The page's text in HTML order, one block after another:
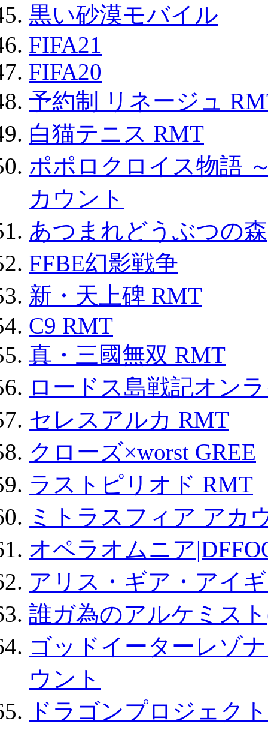
黒い砂漠モバイル
FIFA21
FIFA20
予約制 リネージュ
白猫テニス RMT
ポポロクロイス物語
カウント
あつまれどうぶつの森
FFBE幻影戦争
新・天上碑 RMT
C9 RMT
真・三國無双 RMT
ロードス島戦記オン
セレスアルカ RMT
クローズ×worst GREE
ラストピリオド RMT
ミトラスフィア アカ
オペラオムニア
アリス・ギア・アイ
誰ガ為のアルケミス
ゴッドイーターレゾ
ウント
ドラゴンプロジェク